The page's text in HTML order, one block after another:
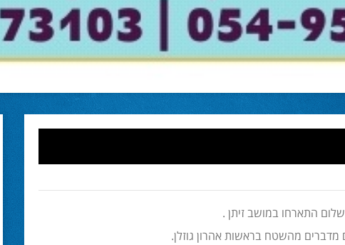
התארחו במושב זיתן .
מדברים מהשטח בראשות אהרון גוזלן.